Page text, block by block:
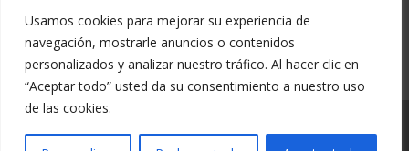
Usamos cookies para mejorar su experiencia de
navegación, mostrarle anuncios o contenidos
personalizados y analizar nuestro tráfico. Al hacer clic en
“Aceptar todo” usted da su consentimiento a nuestro uso
de las cookies.
« Jun
Copyright © EXTOPOCIEN 2023